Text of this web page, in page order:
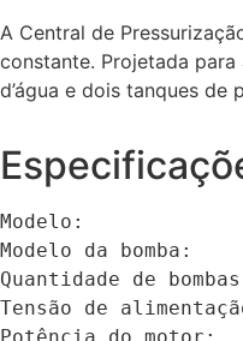
A Central de
constante. Projetada
d’água e dois tanques
Modelo:				CP 8808-4S
Modelo da bomba:		CMI 4-5T
Quantidade de bombas:
Tensão de alimentação:		3 x 220 V 60 Hz / 3 x 380 V